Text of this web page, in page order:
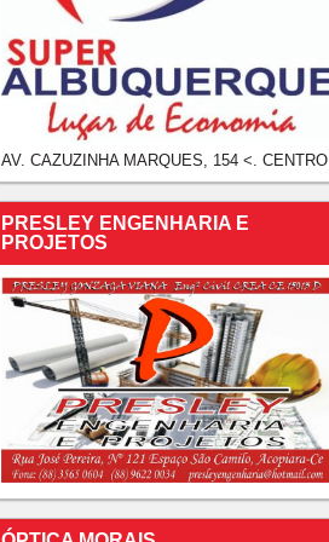
AV. CAZUZINHA MARQUES, 154 <. CENTRO
PRESLEY ENGENHARIA E
PROJETOS